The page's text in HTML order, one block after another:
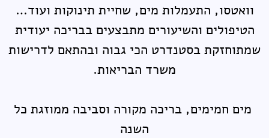
וואטסו, התעמלות מים, שחיית תינוקות ועוד…
הטיפולים והשיעורים מתבצעים בבריכה יעודית
שמתוחזקת בסטנדרט הכי גבוה ובהתאם לדרישות
משרד הבריאות.
מים חמימים, בריכה מקורה וסביבה ממוזגת כל
השנה